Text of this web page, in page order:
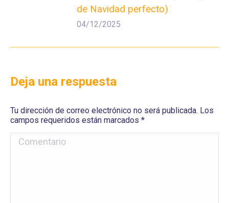
de Navidad perfecto)
04/12/2025
Deja una respuesta
Tu dirección de correo electrónico no será publicada. Los
campos requeridos están marcados *
Comentario